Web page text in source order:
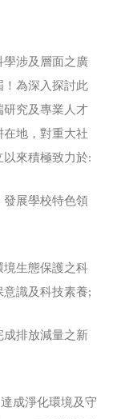
學涉及層面之廣
！為深入探討此
研究及專業人才
地，對重大社
來積極致力於:
發展學校特色領
境生態保護之科
識及科技素養;
排放減量之新
成淨化環境及守